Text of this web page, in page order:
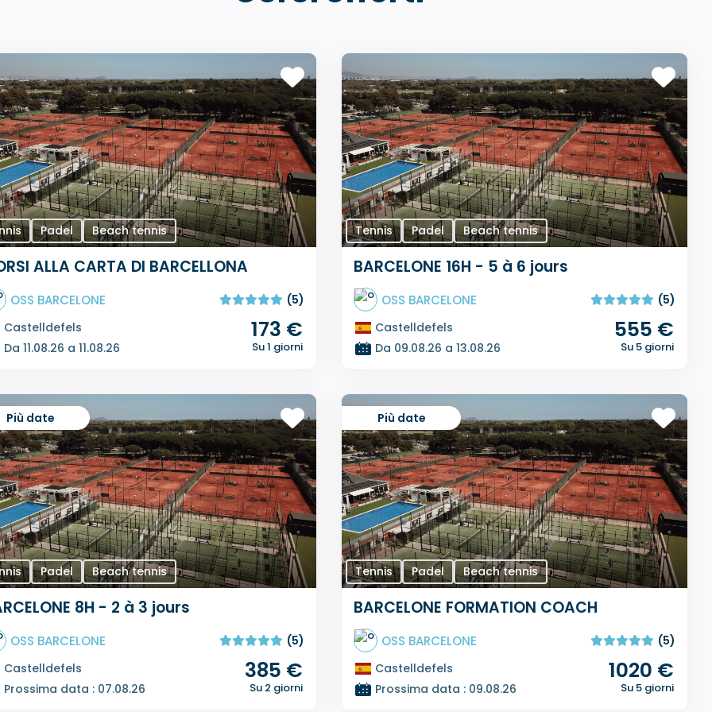
Padel Beach tennis
ALLA CARTA DI BARCELLONA
OSS BARCELONE
(5)
Castelldefels
Da 11.08.26 a 11.08.26
173 €
Su 1 giorni
Tennis Padel Beach tennis
BARCELONE 16H - 5 à 6 jours
OSS BARCELONE
(5)
Castelldefels
Da 09.08.26 a 13.08.26
555 €
Su 5 giorni
Più date
Padel Beach tennis
8H - 2 à 3 jours
OSS BARCELONE
(5)
Castelldefels
Prossima data : 07.08.26
385 €
Su 2 giorni
Più date
Tennis Padel Beach tennis
BARCELONE FORMATION COACH
OSS BARCELONE
(5)
Castelldefels
Prossima data : 09.08.26
1020 €
Su 5 giorni